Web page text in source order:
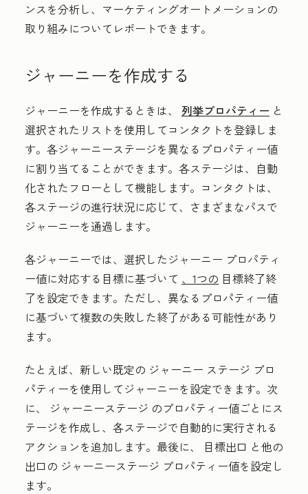
ンスを分析し、マーケティングオートメーションの
取り組みについてレポートできます。
ジャーニーを作成する
ジャーニーを作成するときは、 列挙プロパティー と
選択されたリストを使用してコンタクトを登録しま
す。各ジャーニーステージを異なるプロパティー値
に割り当てることができます。各ステージは、自動
化されたフローとして機能します。コンタクトは、
各ステージの進行状況に応じて、さまざまなパスで
ジャーニーを通過します。
各ジャーニーでは、選択したジャーニー プロパティ
ー値に対応する目標に基づいて 、1つの 目標終了終
了を設定できます。ただし、異なるプロパティー値
に基づいて複数の失敗した終了がある可能性があり
ます。
たとえば、新しい既定の ジャーニー ステージ プロ
パティーを使用してジャーニーを設定できます。次
に、 ジャーニーステージ のプロパティー値ごとにス
テージを作成し、各ステージで自動的に実行される
アクションを追加します。最後に、
目標出口 と他の
出口 の ジャーニーステージ プロパティー値を設定し
ます。